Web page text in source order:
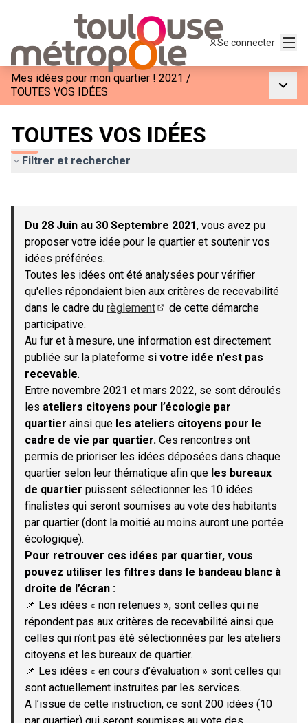
Se connecter
Mes idées pour mon quartier ! 2021 /
TOUTES VOS IDÉES
TOUTES VOS IDÉES
Filtrer et rechercher
−
Du 28 Juin au 30 Septembre 2021, vous avez pu
proposer votre idée pour le quartier et soutenir vos
idées préférées.
Toutes les idées ont été analysées pour vérifier
qu'elles répondaient bien aux critères de recevabilité
dans le cadre du règlement
de cette démarche
participative.
Au fur et à mesure, une information est directement
publiée sur la plateforme si votre idée n'est pas
recevable.
Entre novembre 2021 et mars 2022, se sont déroulés
les ateliers citoyens pour l’écologie par
quartier ainsi que les ateliers citoyens pour le
cadre de vie par quartier. Ces rencontres ont
permis de prioriser les idées déposées dans chaque
quartier selon leur thématique afin que les bureaux
de quartier puissent sélectionner les 10 idées
finalistes qui seront soumises au vote des habitants
par quartier (dont la moitié au moins auront une portée
écologique).
Pour retrouver ces idées par quartier, vous
pouvez utiliser les filtres dans le bandeau blanc à
droite de l’écran :
📌 Les idées « non retenues », sont celles qui ne
répondent pas aux critères de recevabilité ainsi que
celles qui n’ont pas été sélectionnées par les ateliers
citoyens et les bureaux de quartier.
📌 Les idées « en cours d’évaluation » sont celles qui
sont actuellement instruites par les services.
A l’issue de cette instruction, ce sont 200 idées (10